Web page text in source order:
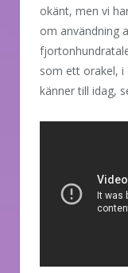
okänt, men vi
om användning
som ett orakel, i
känner till idag,